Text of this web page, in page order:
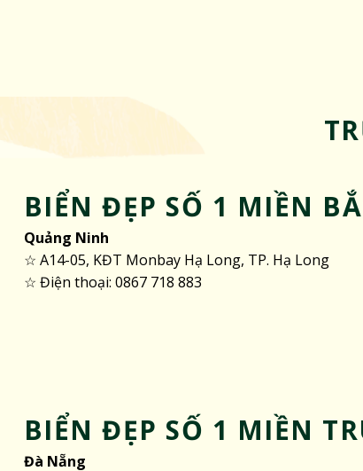
BIỂN ĐẸP SỐ 1 MIỀN
Quảng Ninh
☆ A14-05, KĐT Monbay Hạ Long, TP. Hạ Long
☆ Điện thoại: 0867 718 883
BIỂN ĐẸP SỐ 1 MIỀN
Đà Nẵng